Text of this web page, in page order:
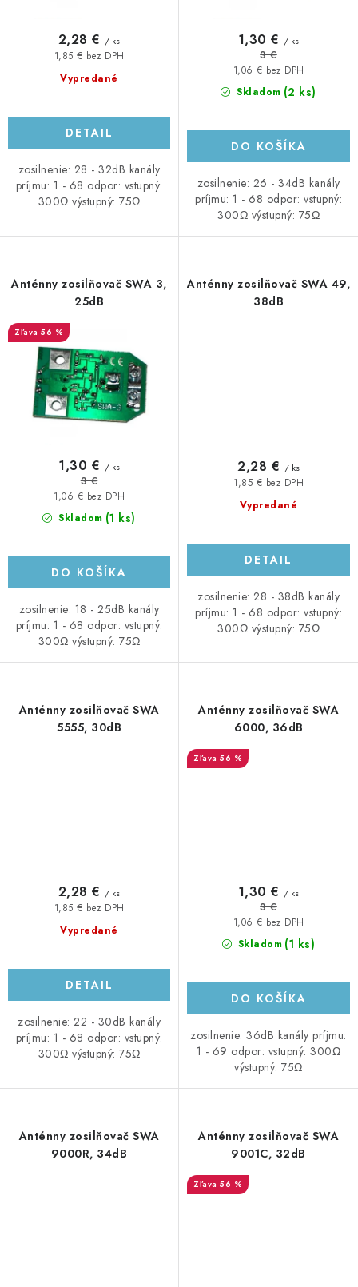
Vypredané
1,85 € bez DPH
2,28 € / ks
DETAIL
zosilnenie: 28 - 32dB kanály
príjmu: 1 - 68 odpor: vstupný:
300Ω výstupný: 75Ω
Skladom (2 ks)
1,06 € bez DPH
1,30 € / ks
3 €
DO KOŠÍKA
zosilnenie: 26 - 34dB kanály
príjmu: 1 - 68 odpor: vstupný:
300Ω výstupný: 75Ω
Anténny zosilňovač SWA 3,
25dB
56 %
Skladom (1 ks)
1,06 € bez DPH
1,30 € / ks
3 €
DO KOŠÍKA
zosilnenie: 18 - 25dB kanály
príjmu: 1 - 68 odpor: vstupný:
300Ω výstupný: 75Ω
Anténny zosilňovač SWA 49,
38dB
Vypredané
1,85 € bez DPH
2,28 € / ks
DETAIL
zosilnenie: 28 - 38dB kanály
príjmu: 1 - 68 odpor: vstupný:
300Ω výstupný: 75Ω
Anténny zosilňovač SWA
5555, 30dB
Vypredané
1,85 € bez DPH
2,28 € / ks
DETAIL
zosilnenie: 22 - 30dB kanály
príjmu: 1 - 68 odpor: vstupný:
300Ω výstupný: 75Ω
Anténny zosilňovač SWA
6000, 36dB
56 %
Skladom (1 ks)
1,06 € bez DPH
1,30 € / ks
3 €
DO KOŠÍKA
zosilnenie: 36dB kanály príjmu:
1 - 69 odpor: vstupný: 300Ω
výstupný: 75Ω
Anténny zosilňovač SWA
9000R, 34dB
Anténny zosilňovač SWA
9001C, 32dB
56 %